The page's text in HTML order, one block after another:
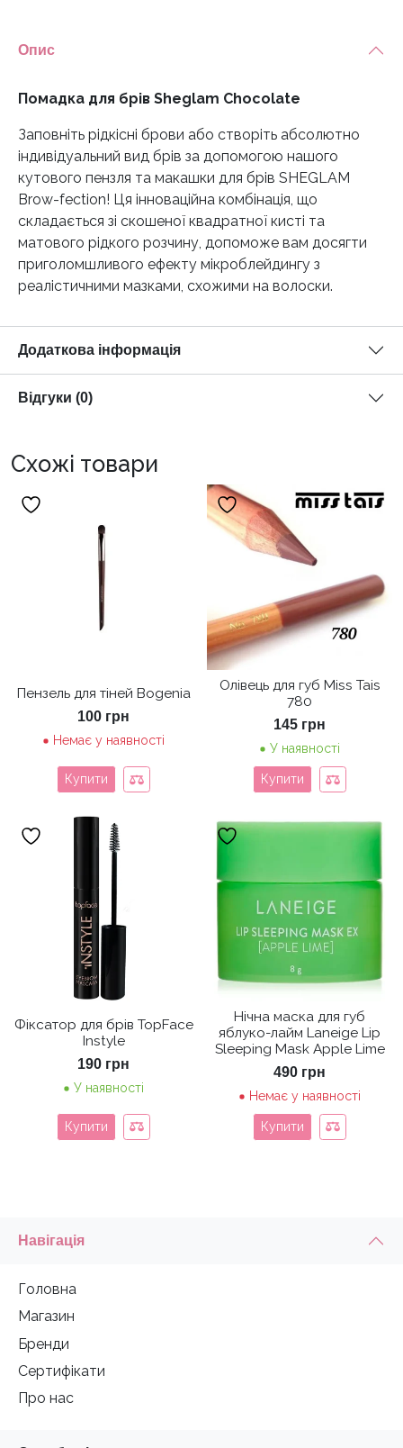
Опис
Помадка для брів Sheglam Chocolate
Заповніть рідкісні брови або створіть абсолютно
індивідуальний вид брів за допомогою нашого
кутового пензля та макашки для брів SHEGLAM
Brow-fection! Ця інноваційна комбінація, що
складається зі скошеної квадратної кисті та
матового рідкого розчину, допоможе вам досягти
приголомшливого ефекту мікроблейдингу з
реалістичними мазками, схожими на волоски.
Додаткова інформація
Відгуки (0)
Схожі товари
Пензель для тіней Bogenia
100 грн
Немає у наявності
Купити
Олівець для губ Miss Tais
780
145 грн
У наявності
Купити
Фіксатор для брів TopFace
Instyle
190 грн
У наявності
Купити
Нічна маска для губ
яблуко-лайм Laneige Lip
Sleeping Mask Apple Lime
490 грн
Немає у наявності
Купити
Навігація
Головна
Магазин
Бренди
Сертифікати
Про нас